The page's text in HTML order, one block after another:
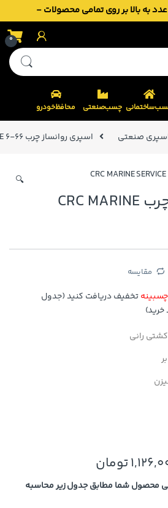
0
چسب‌صنعتی محافظ‌خودرو
صنعتی اسپری روانساز چرب CRC MARINE SERVICE 6-66
🔍
اسپری روانساز چرب CRC MARINE
مقایسه
چسبینهتخفیف دریافت کنید (جدول
کشتی رانی
تومان
محصول شما مطابق جدول زیر محاسبه